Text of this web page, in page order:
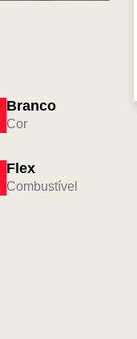
Branco
Cor
Flex
Combustível